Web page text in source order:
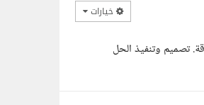
خيارات
تصميم وتنفيذ الحل